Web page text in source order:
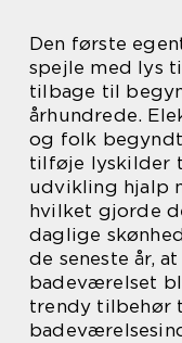
Den første
spejle med lys
tilbage til
århundrede.
og folk
tilføje lyskilder
udvikling hjalp
hvilket gjorde
daglige
de seneste år,
badeværelset
trendy tilbehør